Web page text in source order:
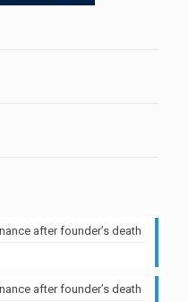
after founder’s death
after founder’s death